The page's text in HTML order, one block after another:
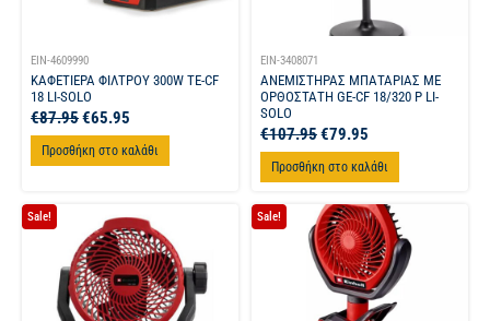
EIN-4609990
ΚΑΦΕΤΙΕΡΑ ΦΙΛΤΡΟΥ 300W TE-CF
18 LI-SOLO
€87.95€65.95
Προσθήκη στο καλάθι
EIN-3408071
ΑΝΕΜΙΣΤΗΡΑΣ ΜΠΑΤΑΡΙΑΣ ΜΕ
ΟΡΘΟΣΤΑΤΗ GE-CF 18/320 P LI-
SOLO
€107.95€79.95
Προσθήκη στο καλάθι
Sale! Sale!